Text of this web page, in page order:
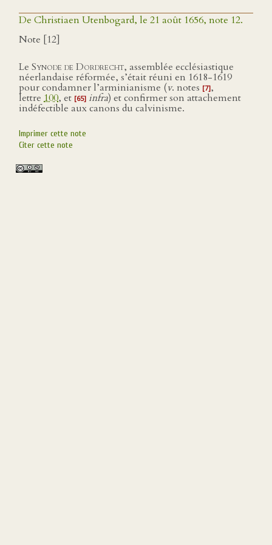
De Christiaen Utenbogard, le 21 août 1656, note 12.
Note [12]
Le Synode de Dordrecht, assemblée ecclésiastique
néerlandaise réformée, s’était réuni en 1618-1619
pour condamner l’arminianisme (v. notes [7],
lettre 100, et [65] infra) et confirmer son attachement
indéfectible aux canons du calvinisme.
Imprimer cette note
Citer cette note